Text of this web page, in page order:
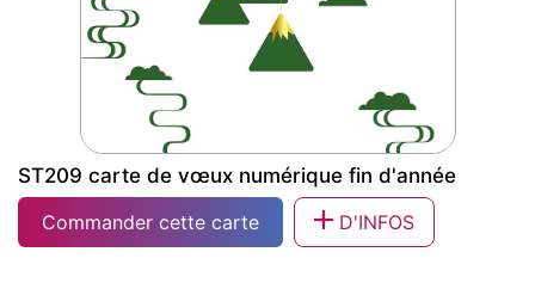
ST209 carte de vœux numérique fin d'année
Commander cette carte
D'INFOS